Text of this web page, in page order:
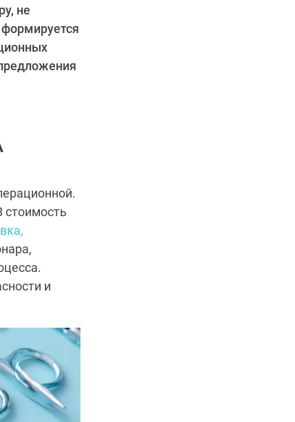
не
стоимость
и